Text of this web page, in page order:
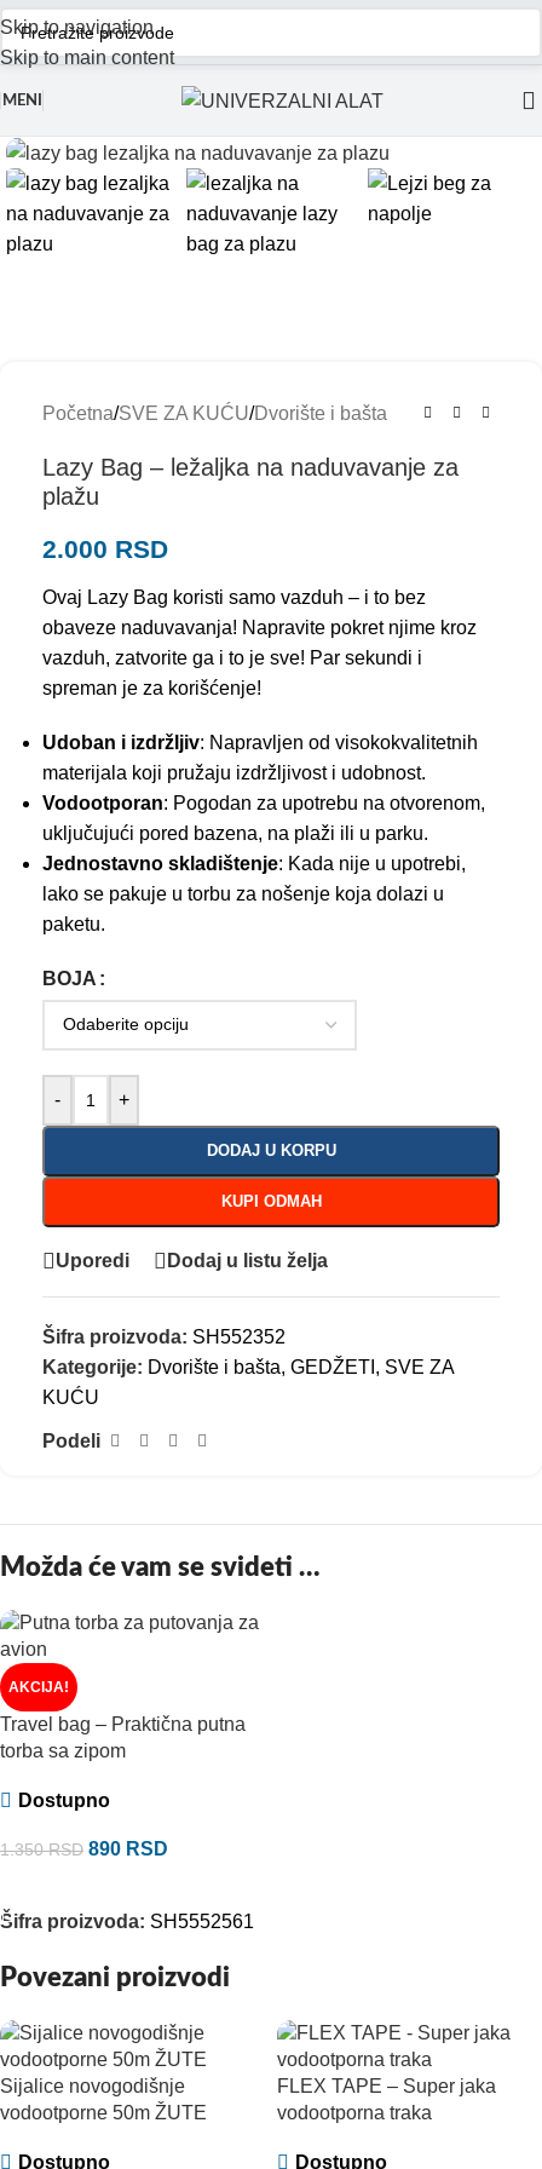
Skip to navigation
Skip to main content
MENI
Početna/SVE ZA KUĆU/Dvorište i bašta
Lazy Bag – ležaljka na naduvavanje za
plažu
2.000 RSD
Ovaj Lazy Bag koristi samo vazduh – i to bez
obaveze naduvavanja! Napravite pokret njime kroz
vazduh, zatvorite ga i to je sve! Par sekundi i
spreman je za korišćenje!
Udoban i izdržljiv: Napravljen od visokokvalitetnih
materijala koji pružaju izdržljivost i udobnost.
Vodootporan: Pogodan za upotrebu na otvorenom,
uključujući pored bazena, na plaži ili u parku.
Jednostavno skladištenje: Kada nije u upotrebi,
lako se pakuje u torbu za nošenje koja dolazi u
paketu.
BOJA
- +
DODAJ U KORPU
KUPI ODMAH
Uporedi Dodaj u listu želja
Šifra proizvoda: SH552352
Kategorije: Dvorište i bašta, GEDŽETI , SVE ZA
KUĆU
Podeli
Možda će vam se svideti …
AKCIJA!
Travel bag – Praktična putna
torba sa zipom
Dostupno
1.350RSD 890 RSD
Šifra proizvoda: SH5552561
Povezani proizvodi
Sijalice novogodišnje
vodootporne 50m ŽUTE
Dostupno
FLEX TAPE – Super jaka
vodootporna traka
Dostupno